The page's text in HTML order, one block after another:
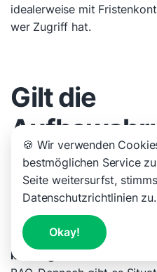
idealerweise mit
wer Zugriff hat.
Gilt die
auch für
Grundsätzlich unterliegen
keiner gesetzlichen
🍪 Wir verwenden
bestmöglichen Service
Seite weitersurfst,
Datenschutzrichtlinien zu.
Okay!